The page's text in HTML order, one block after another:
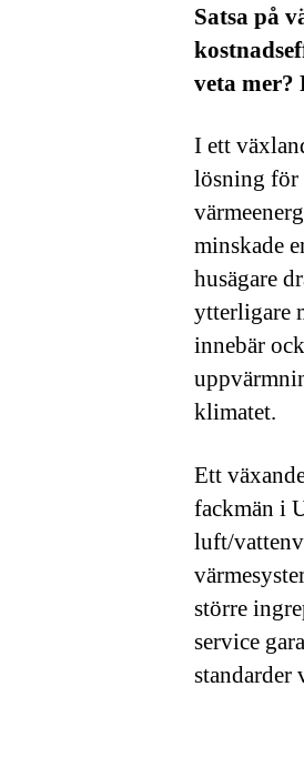
Satsa på
veta
I ett
lösning för
minskade
husägare
ytterligare
innebär
klimatet.
Ett
fackmän i
luft/
större
service
standarder